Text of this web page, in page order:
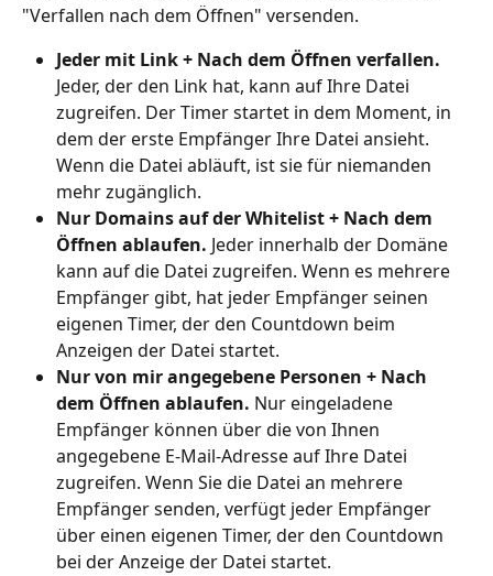
"Verfallen nach dem Öffnen" versenden.
Jeder mit Link + Nach dem Öffnen verfallen.
Jeder, der den Link hat, kann auf Ihre Datei
zugreifen. Der Timer startet in dem Moment, in
dem der erste Empfänger Ihre Datei ansieht.
Wenn die Datei abläuft, ist sie für niemanden
mehr zugänglich.
Nur Domains auf der Whitelist + Nach dem
Öffnen ablaufen. Jeder innerhalb der Domäne
kann auf die Datei zugreifen. Wenn es mehrere
Empfänger gibt, hat jeder Empfänger seinen
eigenen Timer, der den Countdown beim
Anzeigen der Datei startet.
Nur von mir angegebene Personen + Nach
dem Öffnen ablaufen. Nur eingeladene
Empfänger können über die von Ihnen
angegebene E-Mail-Adresse auf Ihre Datei
zugreifen. Wenn Sie die Datei an mehrere
Empfänger senden, verfügt jeder Empfänger
über einen eigenen Timer, der den Countdown
bei der Anzeige der Datei startet.